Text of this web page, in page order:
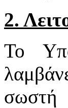
2.
Το
σωστή